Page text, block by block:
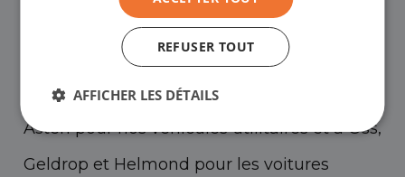
showrooms pour voir les voitures
d'occasion - et bien sûr pour une bonne
tasse de café ! Vous pouvez vous rendre à
Asten pour nos véhicules utilitaires et à Oss,
Geldrop et Helmond pour les voitures
REFUSER TOUT
AFFICHER LES DÉTAILS